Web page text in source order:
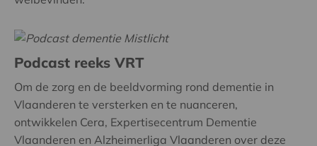
Podcast reeks VRT
Om de zorg en de beeldvorming rond dementie in
Vlaanderen te versterken en te nuanceren,
ontwikkelen Cera, Expertisecentrum Dementie
Vlaanderen en Alzheimerliga Vlaanderen over deze